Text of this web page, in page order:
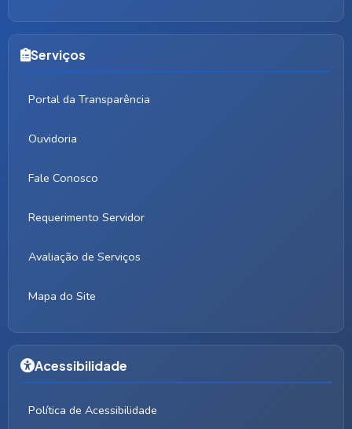
Serviços
Portal da Transparência
Ouvidoria
Fale Conosco
Requerimento Servidor
Avaliação de Serviços
Mapa do Site
Acessibilidade
Política de Acessibilidade